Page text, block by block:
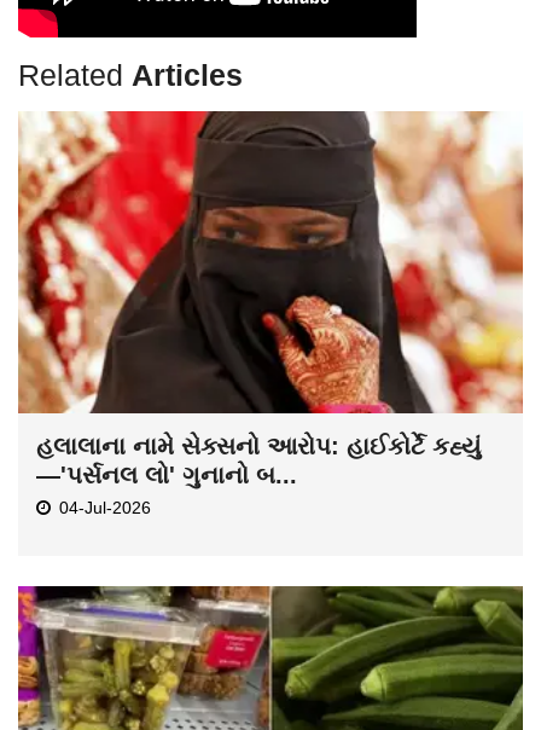
Related Articles
હલાલાના નામે સેક્સનો આરોપ: હાઈકોર્ટે કહ્યું
—'પર્સનલ લો' ગુનાનો બ...
04-Jul-2026